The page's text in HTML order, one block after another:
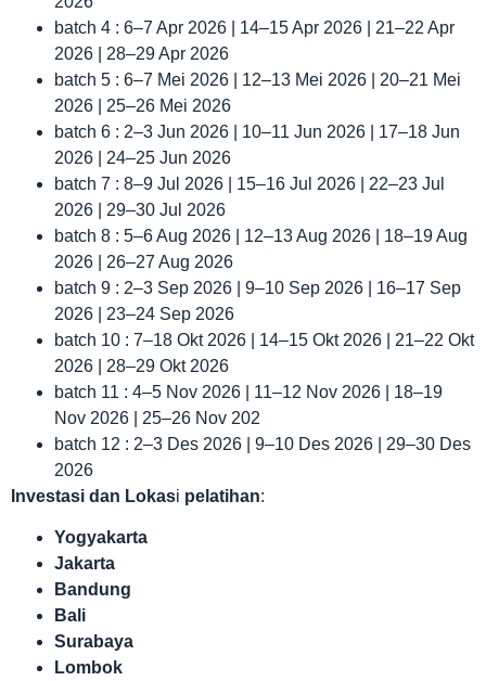
batch 4 : 6–7 Apr 2026 | 14–15 Apr 2026 | 21–22 Apr
2026 | 28–29 Apr 2026
batch 5 : 6–7 Mei 2026 | 12–13 Mei 2026 | 20–21 Mei
2026 | 25–26 Mei 2026
batch 6 : 2–3 Jun 2026 | 10–11 Jun 2026 | 17–18 Jun
2026 | 24–25 Jun 2026
batch 7 : 8–9 Jul 2026 | 15–16 Jul 2026 | 22–23 Jul
2026 | 29–30 Jul 2026
batch 8 : 5–6 Aug 2026 | 12–13 Aug 2026 | 18–19 Aug
2026 | 26–27 Aug 2026
batch 9 : 2–3 Sep 2026 | 9–10 Sep 2026 | 16–17 Sep
2026 | 23–24 Sep 2026
batch 10 : 7–18 Okt 2026 | 14–15 Okt 2026 | 21–22 Okt
2026 | 28–29 Okt 2026
batch 11 : 4–5 Nov 2026 | 11–12 Nov 2026 | 18–19
Nov 2026 | 25–26 Nov 202
batch 12 : 2–3 Des 2026 | 9–10 Des 2026 | 29–30 Des
2026
Investasi dan Lokasi pelatihan:
Yogyakarta
Jakarta
Bandung
Bali
Surabaya
Lombok